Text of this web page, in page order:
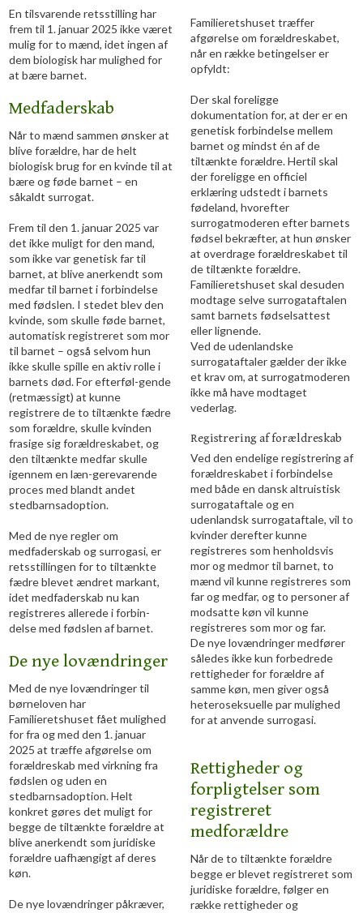
En tilsvarende retsstilling har
frem til 1. januar 2025 ikke været
mulig for to mænd, idet ingen af
dem biologisk har mulighed for
at bære barnet.
Medfaderskab
Når to mænd sammen ønsker at
blive forældre, har de helt
biologisk brug for en kvinde til at
bære og føde barnet – en
såkaldt surrogat.
Frem til den 1. januar 2025 var
det ikke muligt for den mand,
som ikke var genetisk far til
barnet, at blive anerkendt som
medfar til barnet i forbindelse
med fødslen. I stedet blev den
kvinde, som skulle føde barnet,
automatisk registreret som mor
til barnet – også selvom hun
ikke skulle spille en aktiv rolle i
barnets død. For efterføl-gende
(retmæssigt) at kunne
registrere de to tiltænkte fædre
som forældre, skulle kvinden
frasige sig forældreskabet, og
den tiltænkte medfar skulle
igennem en læn-gerevarende
proces med blandt andet
stedbarnsadoption.
Med de nye regler om
medfaderskab og surrogasi, er
retsstillingen for to tiltænkte
fædre blevet ændret markant,
idet medfaderskab nu kan
registreres allerede i forbin-
delse med fødslen af barnet.
De nye lovændringer
Med de nye lovændringer til
børneloven har
Familieretshuset fået mulighed
for fra og med den 1. januar
2025 at træffe afgørelse om
forældreskab med virkning fra
fødslen og uden en
stedbarnsadoption. Helt
konkret gøres det muligt for
begge de tiltænkte forældre at
blive anerkendt som juridiske
forældre uafhængigt af deres
køn.
De nye lovændringer påkræver,
Familieretshuset træffer
afgørelse om forældreskabet,
når en række betingelser er
opfyldt:
Der skal foreligge
dokumentation for, at der er en
genetisk forbindelse mellem
barnet og mindst én af de
tiltænkte forældre. Hertil skal
der foreligge en officiel
erklæring udstedt i barnets
fødeland, hvorefter
surrogatmoderen efter barnets
fødsel bekræfter, at hun ønsker
at overdrage forældreskabet til
de tiltænkte forældre.
Familieretshuset skal desuden
modtage selve surrogataftalen
samt barnets fødselsattest
eller lignende.
Ved de udenlandske
surrogataftaler gælder der ikke
et krav om, at surrogatmoderen
ikke må have modtaget
vederlag.
Registrering af forældreskab
Ved den endelige registrering af
forældreskabet i forbindelse
med både en dansk altruistisk
surrogataftale og en
udenlandsk surrogataftale, vil to
kvinder derefter kunne
registreres som henholdsvis
mor og medmor til barnet, to
mænd vil kunne registreres som
far og medfar, og to personer af
modsatte køn vil kunne
registreres som mor og far.
De nye lovændringer medfører
således ikke kun forbedrede
rettigheder for forældre af
samme køn, men giver også
heteroseksuelle par mulighed
for at anvende surrogasi.
Rettigheder og
forpligtelser som
registreret
medforældre
Når de to tiltænkte forældre
begge er blevet registreret som
juridiske forældre, følger en
række rettigheder og